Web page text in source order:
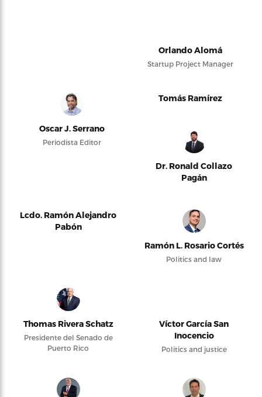
Orlando Alomá
Startup Project Manager
Oscar J. Serrano
Periodista Editor
Tomás Ramírez
Dr. Ronald Collazo
Pagán
Lcdo. Ramón Alejandro
Pabón
Ramón L. Rosario Cortés
Politics and law
Thomas Rivera Schatz
Presidente del Senado de
Puerto Rico
Víctor García San
Inocencio
Politics and justice